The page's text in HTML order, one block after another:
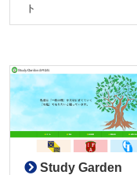
ト
Study Garden